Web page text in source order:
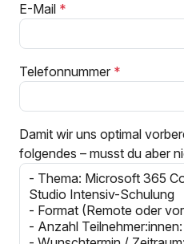
E-Mail
Telefonnummer
Damit wir uns optimal
folgendes – musst du aber